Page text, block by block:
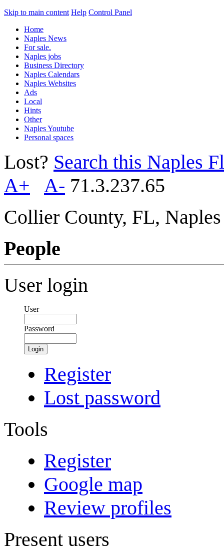
Skip to main content Help Control Panel
Home
Naples News
For sale.
Naples jobs
Business Directory
Naples Calendars
Naples Websites
Ads
Local
Hints
Other
Naples Youtube
Personal spaces
Lost? Search this Naples
A+
A- 71.3.237.65
Collier County, FL,
People
User login
User
Password
Login
Register
Lost password
Tools
Register
Google map
Review profiles
Present users